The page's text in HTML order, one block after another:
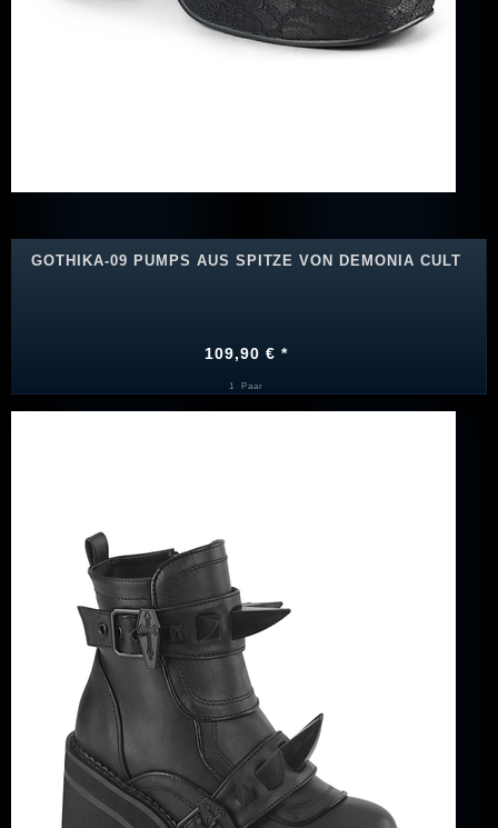
GOTHIKA-09 PUMPS AUS SPITZE VON DEMONIA CULT
109,90 € *
1 Paar